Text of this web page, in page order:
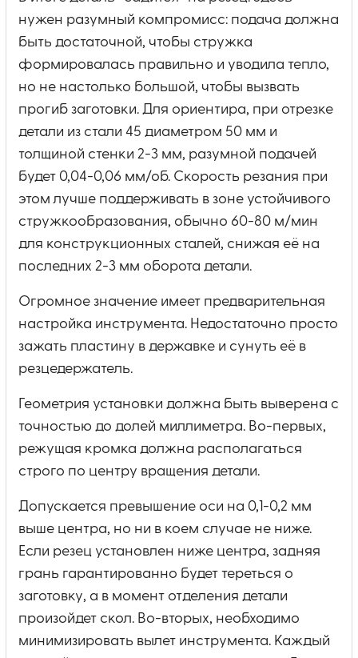
нужен разумный компромисс: подача должна
быть достаточной, чтобы стружка
формировалась правильно и уводила тепло,
но не настолько большой, чтобы вызвать
прогиб заготовки. Для ориентира, при отрезке
детали из стали 45 диаметром 50 мм и
толщиной стенки 2-3 мм, разумной подачей
будет 0,04-0,06 мм/об. Скорость резания при
этом лучше поддерживать в зоне устойчивого
стружкообразования, обычно 60-80 м/мин
для конструкционных сталей, снижая её на
последних 2-3 мм оборота детали.
Огромное значение имеет предварительная
настройка инструмента. Недостаточно просто
зажать пластину в державке и сунуть её в
резцедержатель.
Геометрия установки должна быть выверена с
точностью до долей миллиметра. Во-первых,
режущая кромка должна располагаться
строго по центру вращения детали.
Допускается превышение оси на 0,1-0,2 мм
выше центра, но ни в коем случае не ниже.
Если резец установлен ниже центра, задняя
грань гарантированно будет тереться о
заготовку, а в момент отделения детали
произойдет скол. Во-вторых, необходимо
минимизировать вылет инструмента. Каждый